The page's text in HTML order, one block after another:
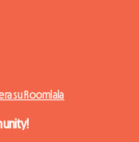
su Roomlala